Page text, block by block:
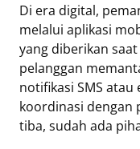
Di era digital,
melalui aplikasi
yang diberikan
pelanggan
notifikasi SMS
koordinasi dengan
tiba, sudah ada